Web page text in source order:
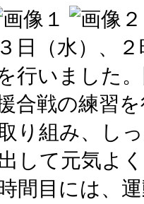
日（水）、２
行いました
合戦の練習
り組み、し
して元気よ
間目には、